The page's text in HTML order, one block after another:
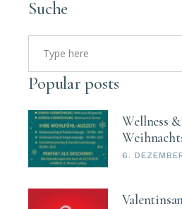
Suche
Search
for:
Popular posts
Wellness
6.